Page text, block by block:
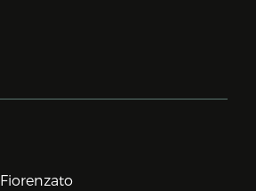
Fiorenzato